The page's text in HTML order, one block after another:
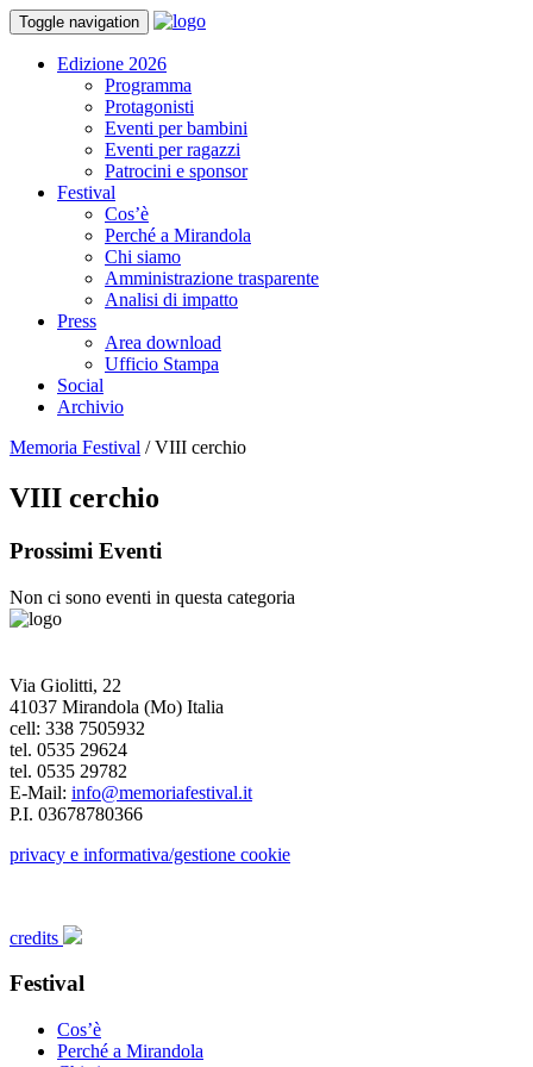
Toggle navigation
Edizione 2026
Programma
Protagonisti
Eventi per bambini
Eventi per ragazzi
Patrocini e sponsor
Festival
Cos’è
Perché a Mirandola
Chi siamo
Amministrazione trasparente
Analisi di impatto
Press
Area download
Ufficio Stampa
Social
Archivio
Memoria Festival /VIII cerchio
VIII cerchio
Prossimi Eventi
Non ci sono eventi in questa categoria
Via Giolitti, 22
41037 Mirandola (Mo) Italia
cell: 338 7505932
tel. 0535 29624
tel. 0535 29782
E-Mail: info@memoriafestival.it
P.I. 03678780366
privacy e informativa/gestione cookie
credits
Festival
Cos’è
Perché a Mirandola